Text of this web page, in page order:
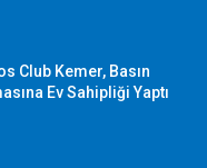
Club Kemer, Basın
Ev Sahipliği Yaptı